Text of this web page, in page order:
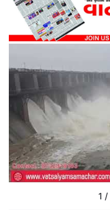
1 /